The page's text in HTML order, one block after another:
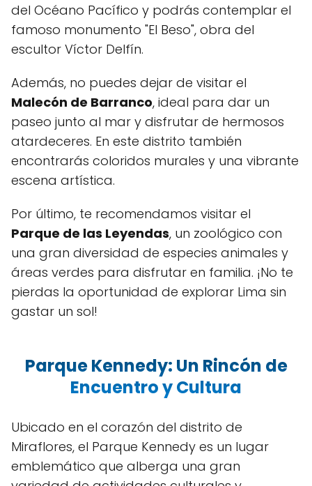
del Océano Pacífico y podrás contemplar el
famoso monumento "El Beso", obra del
escultor Víctor Delfín.
Además, no puedes dejar de visitar el
Malecón de Barranco, ideal para dar un
paseo junto al mar y disfrutar de hermosos
atardeceres. En este distrito también
encontrarás coloridos murales y una vibrante
escena artística.
Por último, te recomendamos visitar el
Parque de las Leyendas, un zoológico con
una gran diversidad de especies animales y
áreas verdes para disfrutar en familia. ¡No te
pierdas la oportunidad de explorar Lima sin
gastar un sol!
Parque Kennedy: Un Rincón de
Encuentro y Cultura
Ubicado en el corazón del distrito de
Miraflores, el Parque Kennedy es un lugar
emblemático que alberga una gran